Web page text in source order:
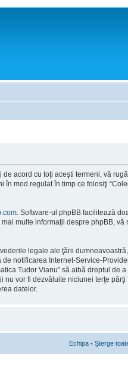
acord cu toţi aceşti termeni, vă
mod regulat în timp ce folosiţi
. Software-ul phpBB facilitează
multe informaţii despre phpBB, vă
legale ale ţării
notificarea Internet-Service-
Tudor Vianu” să aibă dreptul de
vor fi dezvăluite niciunei terţe părţi
datelor.
Echipa • Şterge